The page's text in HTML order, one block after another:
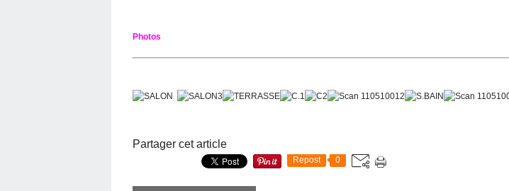
Photos
Partager cet article
Repost 0